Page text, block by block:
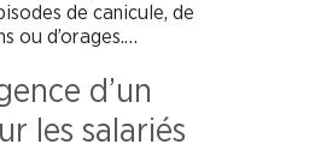
de canicule, de
ou d’orages.…
d’un
les salariés